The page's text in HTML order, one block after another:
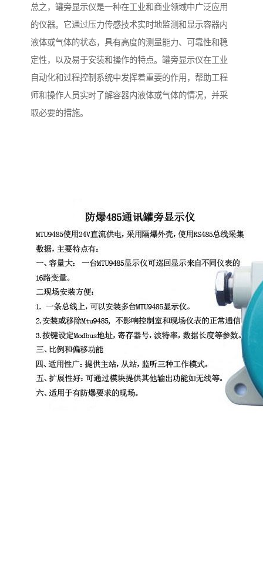
总之，罐旁显示仪是一种在工业和商业领域中广泛应用
的仪器。它通过压力传感技术实时地监测和显示容器内
液体或气体的状态，具有高度的测量能力、可靠性和稳
定性，以及易于安装和操作的特点。罐旁显示仪在工业
自动化和过程控制系统中发挥着重要的作用，帮助工程
师和操作人员实时了解容器内液体或气体的情况，并采
取必要的措施。